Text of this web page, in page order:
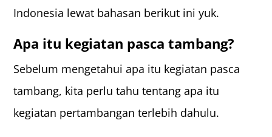
Indonesia lewat bahasan berikut ini yuk.
Apa itu kegiatan pasca tambang?
Sebelum mengetahui apa itu kegiatan pasca
tambang, kita perlu tahu tentang apa itu
kegiatan pertambangan terlebih dahulu.